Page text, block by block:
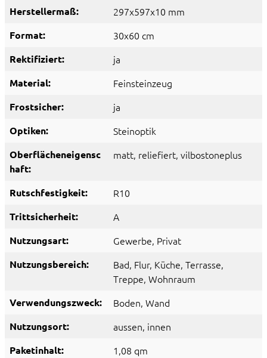
Herstellermaß: 297x597x10 mm
Format: 30x60 cm
Rektifiziert: ja
Material: Feinsteinzeug
Frostsicher: ja
Optiken: Steinoptik
Oberflächeneigensc
haft:
matt, reliefiert, vilbostoneplus
Rutschfestigkeit: R10
Trittsicherheit: A
Nutzungsart: Gewerbe, Privat
Nutzungsbereich: Bad, Flur, Küche, Terrasse,
Treppe, Wohnraum
Verwendungszweck: Boden, Wand
Nutzungsort: aussen, innen
Paketinhalt: 1,08 qm